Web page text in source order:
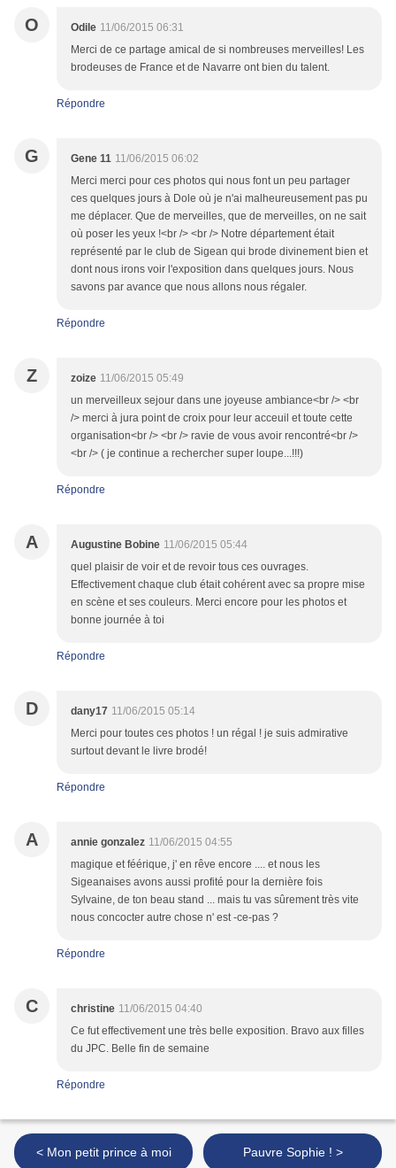
O Odile 11/06/2015 06:31
Merci de ce partage amical de si nombreuses merveilles! Les
brodeuses de France et de Navarre ont bien du talent.
Répondre
G Gene 11 11/06/2015 06:02
Merci merci pour ces photos qui nous font un peu partager
ces quelques jours à Dole où je n'ai malheureusement pas pu
me déplacer. Que de merveilles, que de merveilles, on ne sait
où poser les yeux !<br /> <br /> Notre département était
représenté par le club de Sigean qui brode divinement bien et
dont nous irons voir l'exposition dans quelques jours. Nous
savons par avance que nous allons nous régaler.
Répondre
Z zoize 11/06/2015 05:49
un merveilleux sejour dans une joyeuse ambiance<br /> <br
/> merci à jura point de croix pour leur acceuil et toute cette
organisation<br /> <br /> ravie de vous avoir rencontré<br />
<br /> ( je continue a rechercher super loupe...!!!)
Répondre
A Augustine Bobine 11/06/2015 05:44
quel plaisir de voir et de revoir tous ces ouvrages.
Effectivement chaque club était cohérent avec sa propre mise
en scène et ses couleurs. Merci encore pour les photos et
bonne journée à toi
Répondre
D dany17 11/06/2015 05:14
Merci pour toutes ces photos ! un régal ! je suis admirative
surtout devant le livre brodé!
Répondre
A annie gonzalez 11/06/2015 04:55
magique et féérique, j' en rêve encore .... et nous les
Sigeanaises avons aussi profité pour la dernière fois
Sylvaine, de ton beau stand ... mais tu vas sûrement très vite
nous concocter autre chose n' est -ce-pas ?
Répondre
C christine 11/06/2015 04:40
Ce fut effectivement une très belle exposition. Bravo aux filles
du JPC. Belle fin de semaine
Répondre
< Mon petit prince à moi Pauvre Sophie ! >